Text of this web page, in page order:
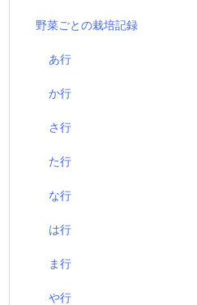
野菜ごとの栽培記録
あ行
か行
さ行
た行
な行
は行
ま行
や行